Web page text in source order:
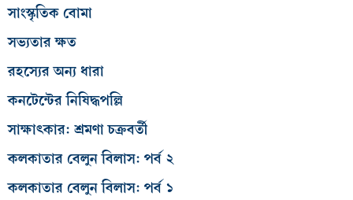
সাংস্কৃতিক বোমা
সভ্যতার ক্ষত
রহস্যের অন্য ধারা
কনটেন্টের নিষিদ্ধপল্লি
সাক্ষাৎকার: শ্রমণা চক্রবর্তী
কলকাতার বেলুন বিলাস: পর্ব ২
কলকাতার বেলুন বিলাস: পর্ব ১